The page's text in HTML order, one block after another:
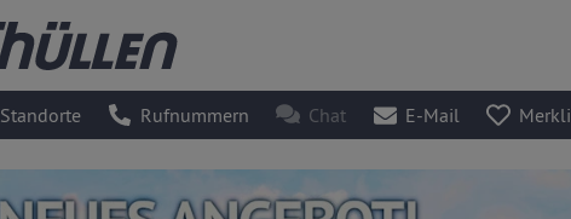
Standorte Rufnummern Chat E-Mail